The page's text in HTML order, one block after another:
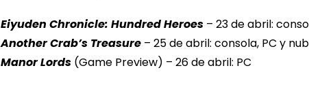
Eiyuden Chronicle: Hundred Heroes – 23 de abril:
Another Crab’s Treasure – 25 de abril: consola, PC y
Manor Lords (Game Preview) – 26 de abril: PC